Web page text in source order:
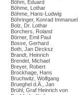
Böhm, Eduard
Böhme, Lothar
Böhme, Hans-Ludwig
Böhringer, Konrad Immanuel
Bolz, Dr. Lothar
Borchers, Roland
Börner, Emil Paul
Bosse, Gerhard
Both, Jan Dircksz
Brandt, Heinrich
Brendel, Michael
Breyer, Robert
Brockhage, Hans
Bruchwitz, Wolfgang
Brueghel d.Ä., Jan
Brühl, Graf Heinrich von